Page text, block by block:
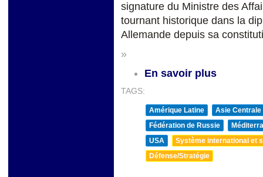
signature du Ministre des
tournant historique dans la
Allemande depuis sa
»
En savoir plus
TAGS:
Amérique Latine
Asie Centrale
Fédération de Russie
USA
Système international et
Défense/Stratégie